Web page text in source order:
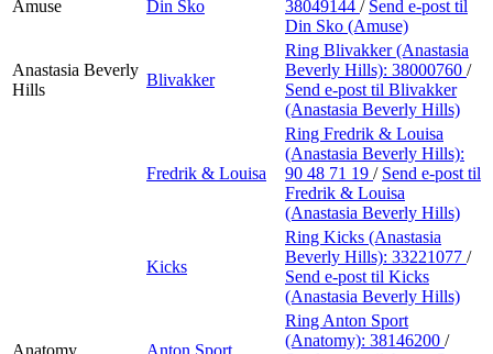
Amuse Din Sko
38049144 / Send e-post til
Din Sko (Amuse)
Anastasia Beverly
Hills
Blivakker
Ring Blivakker (Anastasia
Beverly Hills): 38000760 /
Send e-post til Blivakker
(Anastasia Beverly Hills)
Fredrik & Louisa
Ring Fredrik & Louisa
(Anastasia Beverly Hills):
90 48 71 19 / Send e-post til
Fredrik & Louisa
(Anastasia Beverly Hills)
Kicks
Ring Kicks (Anastasia
Beverly Hills): 33221077 /
Send e-post til Kicks
(Anastasia Beverly Hills)
Anatomy Anton Sport
Ring Anton Sport
(Anatomy): 38146200 /